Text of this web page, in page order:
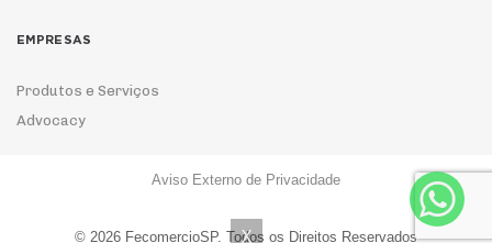
EMPRESAS
Produtos e Serviços
Advocacy
Aviso Externo de Privacidade
© 2026 FecomercioSP. Todos os Direitos Reservados
X